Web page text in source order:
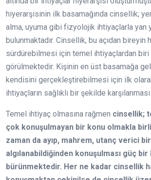
hiyerarşisinin ilk basamağında cinsellik;
alma, uyuma gibi fizyolojik ihtiyaçlarla yan
bulunmaktadır. Cinsellik, bu açıdan bireyin
sürdürebilmesi için temel ihtiyaçlardan biri
görülmektedir. Kişinin en üst basamağa
kendisini gerçekleştirebilmesi için ilk
ihtiyaçların sağlıklı bir şekilde
Temel ihtiyaç olmasına rağmen cinsellik;
çok konuşulmayan bir konu olmakla
zaman da ayıp, mahrem, utanç verici
algılanabildiğinden konuşulması güç bir
bürünmektedir. Her ne kadar cinsellik